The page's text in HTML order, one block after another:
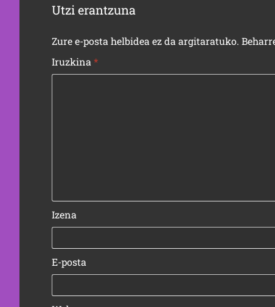
Utzi erantzuna
Zure e-posta helbidea ez da argitaratuko.
Iruzkina*
Izena
E-posta